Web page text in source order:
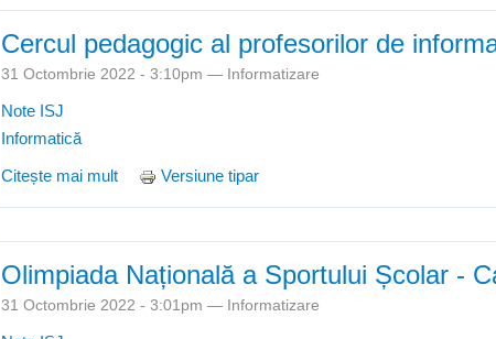
Cercul pedagogic al profesorilor de
31 Octombrie 2022 - 3:10pm — Informatizare
Note ISJ
Informatică
Citește mai mult despre Cercul pedagogic al profesorilor de
Versiune tipar
Olimpiada Națională a Sportului Școlar -
31 Octombrie 2022 - 3:01pm — Informatizare